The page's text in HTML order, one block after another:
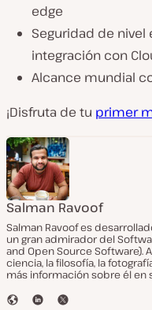
edge
Seguridad de
integración con
Alcance mundial
¡Disfruta de tu primer
Salman Ravoof
Salman Ravoof es
un gran admirador del
and Open Source Software).
ciencia, la filosofía, la
más información sobre él en
S
L
T